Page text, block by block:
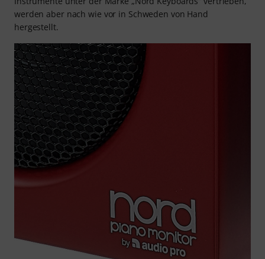
werden aber nach wie vor in Schweden von Hand
hergestellt.